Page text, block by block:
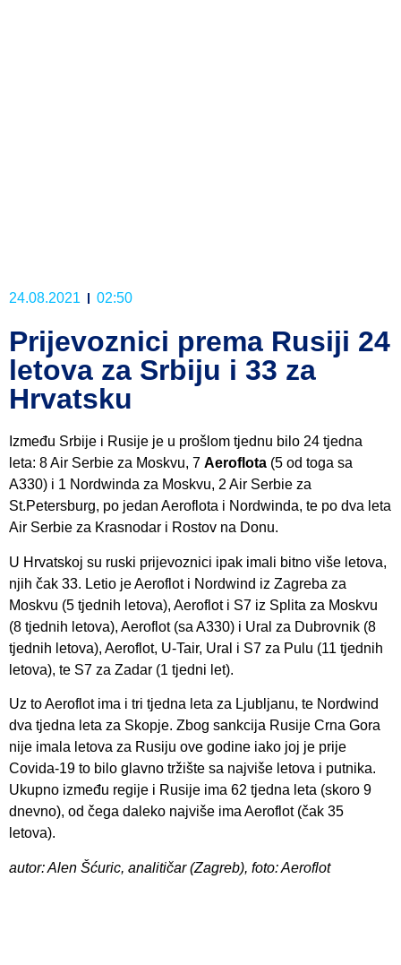
24.08.2021 02:50
Prijevoznici prema Rusiji 24
letova za Srbiju i 33 za
Hrvatsku
Između Srbije i Rusije je u prošlom tjednu bilo 24 tjedna
leta: 8 Air Serbie za Moskvu, 7 Aeroflota (5 od toga sa
A330) i 1 Nordwinda za Moskvu, 2 Air Serbie za
St.Petersburg, po jedan Aeroflota i Nordwinda, te po dva leta
Air Serbie za Krasnodar i Rostov na Donu.
U Hrvatskoj su ruski prijevoznici ipak imali bitno više letova,
njih čak 33. Letio je Aeroflot i Nordwind iz Zagreba za
Moskvu (5 tjednih letova), Aeroflot i S7 iz Splita za Moskvu
(8 tjednih letova), Aeroflot (sa A330) i Ural za Dubrovnik (8
tjednih letova), Aeroflot, U-Tair, Ural i S7 za Pulu (11 tjednih
letova), te S7 za Zadar (1 tjedni let).
Uz to Aeroflot ima i tri tjedna leta za Ljubljanu, te Nordwind
dva tjedna leta za Skopje. Zbog sankcija Rusije Crna Gora
nije imala letova za Rusiju ove godine iako joj je prije
Covida-19 to bilo glavno tržište sa najviše letova i putnika.
Ukupno između regije i Rusije ima 62 tjedna leta (skoro 9
dnevno), od čega daleko najviše ima Aeroflot (čak 35
letova).
autor: Alen Šćuric, analitičar (Zagreb), foto: Aeroflot